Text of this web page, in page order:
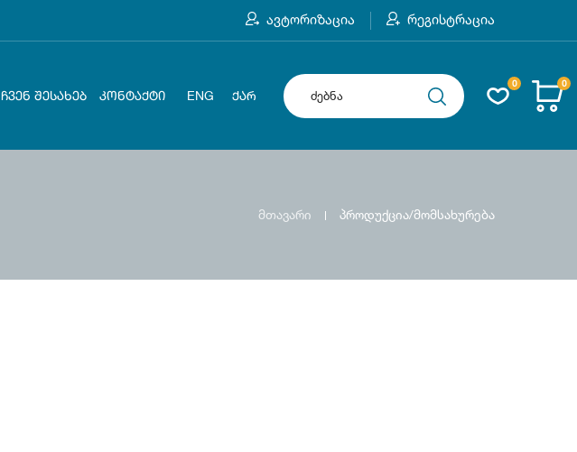
ავტორიზაცია რეგისტრაცია
ᲩᲕᲔᲜ ᲨᲔᲡᲐᲮᲔᲑ ᲙᲝᲜᲢᲐᲥᲢᲘ ENG ᲥᲐᲠ
0 0
მთავარი პროდუქცია/მომსახურება